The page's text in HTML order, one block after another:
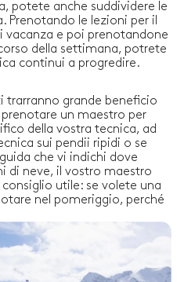
potete anche suddividere le
Prenotando le lezioni per il
vacanza e poi prenotandone
della settimana, potrete
continui a progredire.
trarranno grande beneficio
un maestro per
della vostra tecnica, ad
sui pendii ripidi o se
che vi indichi dove
di neve, il vostro maestro
utile: se volete una
nel pomeriggio, perché